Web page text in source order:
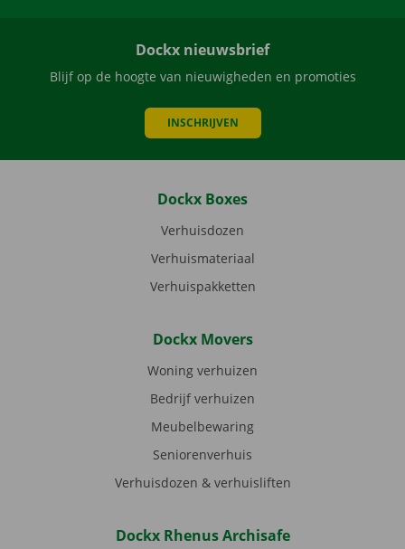
Dockx nieuwsbrief
Blijf op de hoogte van nieuwigheden en promoties
INSCHRIJVEN
Dockx Boxes
Verhuisdozen
Verhuismateriaal
Verhuispakketten
Dockx Movers
Woning verhuizen
Bedrijf verhuizen
Meubelbewaring
Seniorenverhuis
Verhuisdozen & verhuisliften
Dockx Rhenus Archisafe